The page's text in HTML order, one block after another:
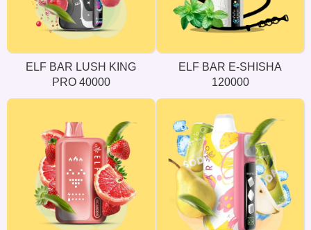
ELF BAR LUSH KING
PRO 40000
ELF BAR E-SHISHA
120000